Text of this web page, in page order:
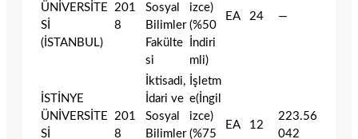
ÜNİVERSİTE
Sİ
(İSTANBUL)
201
8
Sosyal
Bilimler
Fakülte
si
izce)
(%50
İndiri
mli)
EA 24 —
İSTİNYE
ÜNİVERSİTE
Sİ
201
8
İktisadi,
İdari ve
Sosyal
Bilimler
İşletm
e(İngil
izce)
(%75
EA 12
223.56
042